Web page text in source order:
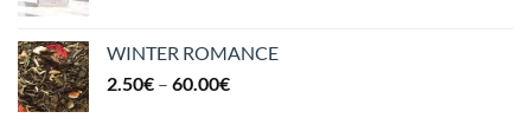
12.90€.11.90€.
WINTER ROMANCE
2.50€ – 60.00€Hinnavahemik: